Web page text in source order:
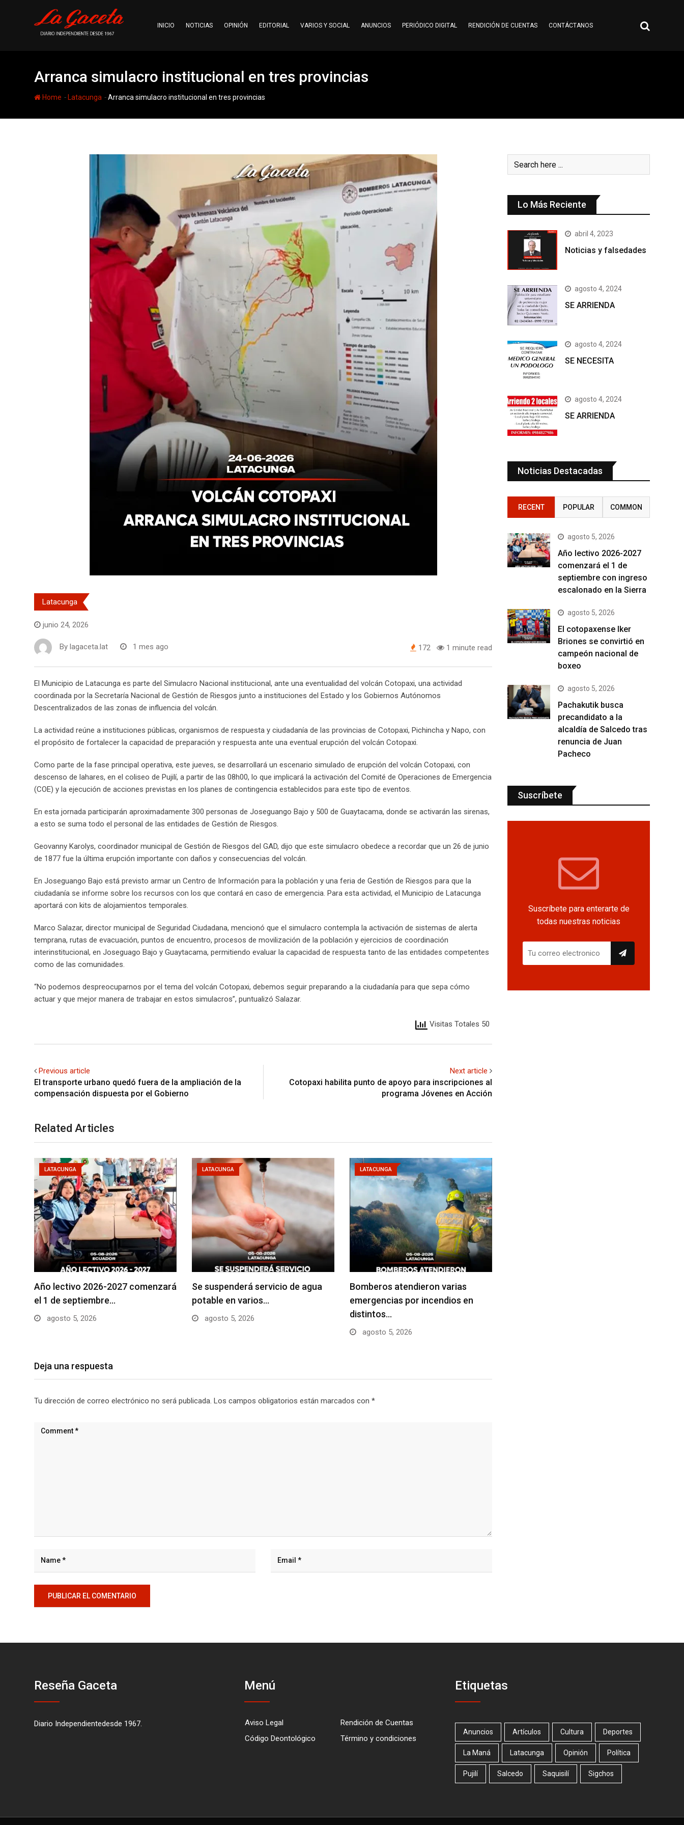
INICIO NOTICIAS OPINIÓN EDITORIAL VARIOS Y SOCIAL ANUNCIOS PERIÓDICO DIGITAL RENDICIÓN DE CUENTAS CONTÁCTANOS
Arranca simulacro institucional en tres provincias
Home - Latacunga -Arranca simulacro institucional en tres provincias
Latacunga
junio 24, 2026
By lagaceta.lat 1 mes ago 172 1 minute read
El Municipio de Latacunga es parte del Simulacro Nacional institucional, ante una eventualidad del volcán Cotopaxi, una actividad
coordinada por la Secretaría Nacional de Gestión de Riesgos junto a instituciones del Estado y los Gobiernos Autónomos
Descentralizados de las zonas de influencia del volcán.
La actividad reúne a instituciones públicas, organismos de respuesta y ciudadanía de las provincias de Cotopaxi, Pichincha y Napo, con
el propósito de fortalecer la capacidad de preparación y respuesta ante una eventual erupción del volcán Cotopaxi.
Como parte de la fase principal operativa, este jueves, se desarrollará un escenario simulado de erupción del volcán Cotopaxi, con
descenso de lahares, en el coliseo de Pujilí, a partir de las 08h00, lo que implicará la activación del Comité de Operaciones de Emergencia
(COE) y la ejecución de acciones previstas en los planes de contingencia establecidos para este tipo de eventos.
En esta jornada participarán aproximadamente 300 personas de Joseguango Bajo y 500 de Guaytacama, donde se activarán las sirenas,
a esto se suma todo el personal de las entidades de Gestión de Riesgos.
Geovanny Karolys, coordinador municipal de Gestión de Riesgos del GAD, dijo que este simulacro obedece a recordar que un 26 de junio
de 1877 fue la última erupción importante con daños y consecuencias del volcán.
En Joseguango Bajo está previsto armar un Centro de Información para la población y una feria de Gestión de Riesgos para que la
ciudadanía se informe sobre los recursos con los que contará en caso de emergencia. Para esta actividad, el Municipio de Latacunga
aportará con kits de alojamientos temporales.
Marco Salazar, director municipal de Seguridad Ciudadana, mencionó que el simulacro contempla la activación de sistemas de alerta
temprana, rutas de evacuación, puntos de encuentro, procesos de movilización de la población y ejercicios de coordinación
interinstitucional, en Joseguago Bajo y Guaytacama, permitiendo evaluar la capacidad de respuesta tanto de las entidades competentes
como de las comunidades.
“No podemos despreocuparnos por el tema del volcán Cotopaxi, debemos seguir preparando a la ciudadanía para que sepa cómo
actuar y que mejor manera de trabajar en estos simulacros”, puntualizó Salazar.
Visitas Totales 50
Previous article
El transporte urbano quedó fuera de la ampliación de la
compensación dispuesta por el Gobierno
Next article
Cotopaxi habilita punto de apoyo para inscripciones al
programa Jóvenes en Acción
Related Articles
LATACUNGA
Año lectivo 2026-2027 comenzará
el 1 de septiembre…
agosto 5, 2026
LATACUNGA
Se suspenderá servicio de agua
potable en varios…
agosto 5, 2026
LATACUNGA
Bomberos atendieron varias
emergencias por incendios en
distintos…
agosto 5, 2026
Deja una respuesta
Tu dirección de correo electrónico no será publicada. Los campos obligatorios están marcados con *
Lo Más Reciente
abril 4, 2023
Noticias y falsedades
agosto 4, 2024
SE ARRIENDA
agosto 4, 2024
SE NECESITA
agosto 4, 2024
SE ARRIENDA
Noticias Destacadas
RECENT POPULAR COMMON
agosto 5, 2026
Año lectivo 2026-2027
comenzará el 1 de
septiembre con ingreso
escalonado en la Sierra
agosto 5, 2026
El cotopaxense Iker
Briones se convirtió en
campeón nacional de
boxeo
agosto 5, 2026
Pachakutik busca
precandidato a la
alcaldía de Salcedo tras
renuncia de Juan
Pacheco
Suscríbete
Suscríbete para enterarte de
todas nuestras noticias
Reseña Gaceta
Diario Independientedesde 1967.
Menú
Aviso Legal
Rendición de Cuentas
Código Deontológico
Término y condiciones
Etiquetas
Anuncios Artículos Cultura Deportes
La Maná Latacunga Opinión Política
Pujilí Salcedo Saquisilí Sigchos